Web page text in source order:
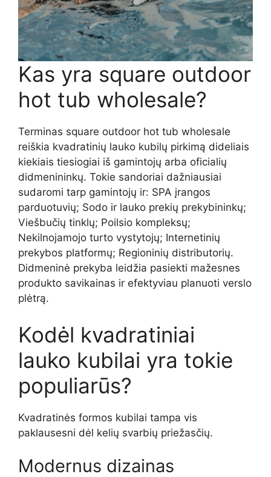
Kas yra square outdoor
hot tub wholesale?
Terminas square outdoor hot tub wholesale
reiškia kvadratinių lauko kubilų pirkimą dideliais
kiekiais tiesiogiai iš gamintojų arba oficialių
didmenininkų. Tokie sandoriai dažniausiai
sudaromi tarp gamintojų ir: SPA įrangos
parduotuvių; Sodo ir lauko prekių prekybininkų;
Viešbučių tinklų; Poilsio kompleksų;
Nekilnojamojo turto vystytojų; Internetinių
prekybos platformų; Regioninių distributorių.
Didmeninė prekyba leidžia pasiekti mažesnes
produkto savikainas ir efektyviau planuoti verslo
plėtrą.
Kodėl kvadratiniai
lauko kubilai yra tokie
populiarūs?
Kvadratinės formos kubilai tampa vis
paklausesni dėl kelių svarbių priežasčių.
Modernus dizainas